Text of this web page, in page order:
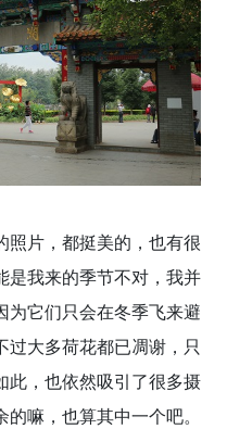
照片，都挺美的，也有很
是我来的季节不对，我并
为它们只会在冬季飞来避
过大多荷花都已凋谢，只
此，也依然吸引了很多摄
嘛，也算其中一个吧。